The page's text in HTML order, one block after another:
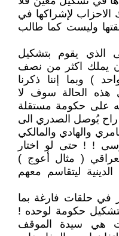
الاحزاب لإشراكها في
وليست كما طالب
الذي يقوم بتشكيل
يملك اكثر من نصف
) وبما إننا ذكرنا
هذه الحالة سوف لا
على حكومة مستقلة
راح يُوصل الصدري الى
والهادي والمالكي
! ! حتى لو اختار
( مثال أعوج )
الدينية ليتقاسم معهم
في حلقات فارغة بما
حكومة لوحده !
هي سيدة الموقف